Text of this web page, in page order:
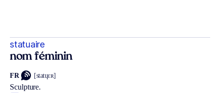
statuaire
nom féminin
FR [statɥɛʀ]
Sculpture.